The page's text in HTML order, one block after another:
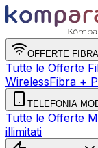
OFFERTE FIBRA
Tutte le Offerte
WirelessFibra +
TELEFONIA
Tutte le Offerte
illimitati